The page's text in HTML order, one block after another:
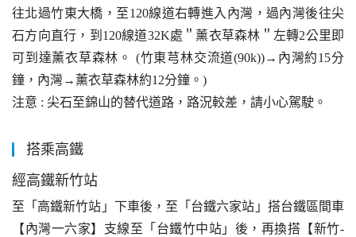
往北過竹東大橋，至120線道右轉進入內灣，過內灣後往尖
石方向直行，到120線道32K處＂薰衣草森林＂左轉2公里即
可到達薰衣草森林。 (竹東芎林交流道(90k))→內灣約15分
鐘，內灣→薰衣草森林約12分鐘。)
注意 : 尖石至錦山的替代道路，路況較差，請小心駕駛。
搭乘高鐵
經高鐵新竹站
至「高鐵新竹站」下車後，至「台鐵六家站」搭台鐵區間車
【內灣一六家】支線至「台鐵竹中站」後，再換搭【新竹-